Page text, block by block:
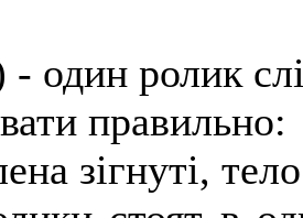
один ролик
правильно:
зігнуті,